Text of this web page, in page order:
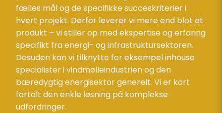
fælles mål og de specifikke succeskriterier i
hvert projekt. Derfor leverer vi mere end blot et
produkt – vi stiller op med ekspertise og erfaring
specifikt fra energi- og infrastruktursektoren.
Desuden kan vi tilknytte for eksempel inhouse
specialister i vindmølleindustrien og den
bæredygtig energisektor generelt. Vi er kort
fortalt den enkle løsning på komplekse
udfordringer.